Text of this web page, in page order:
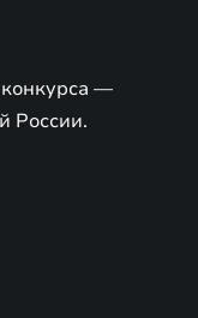
конкурса —
России.